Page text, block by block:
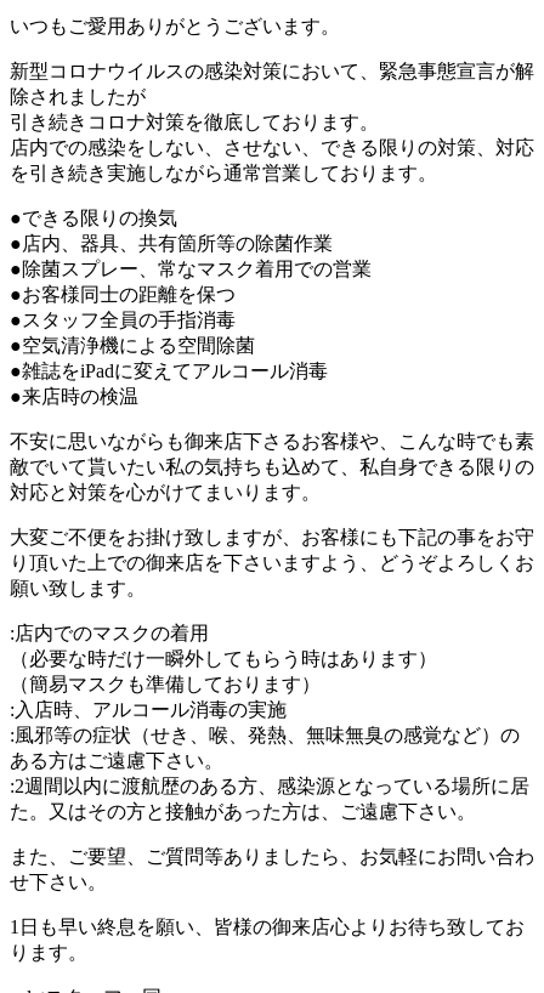
いつもご愛用ありがとうございます。
新型コロナウイルスの感染対策において、緊急事態宣言が解
除されましたが
引き続きコロナ対策を徹底しております。
店内での感染をしない、させない、できる限りの対策、対応
を引き続き実施しながら通常営業しております。
●できる限りの換気
●店内、器具、共有箇所等の除菌作業
●除菌スプレー、常なマスク着用での営業
●お客様同士の距離を保つ
●スタッフ全員の手指消毒
●空気清浄機による空間除菌
●雑誌をiPadに変えてアルコール消毒
●来店時の検温
不安に思いながらも御来店下さるお客様や、こんな時でも素
敵でいて貰いたい私の気持ちも込めて、私自身できる限りの
対応と対策を心がけてまいります。
大変ご不便をお掛け致しますが、お客様にも下記の事をお守
り頂いた上での御来店を下さいますよう、どうぞよろしくお
願い致します。
:店内でのマスクの着用
（必要な時だけ一瞬外してもらう時はあります）
（簡易マスクも準備しております）
:入店時、アルコール消毒の実施
:風邪等の症状（せき、喉、発熱、無味無臭の感覚など）の
ある方はご遠慮下さい。
:2週間以内に渡航歴のある方、感染源となっている場所に居
た。又はその方と接触があった方は、ご遠慮下さい。
また、ご要望、ご質問等ありましたら、お気軽にお問い合わ
せ下さい。
1日も早い終息を願い、皆様の御来店心よりお待ち致してお
ります。